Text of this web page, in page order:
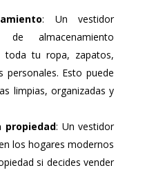
: Un vestidor
almacenamiento
toda tu ropa, zapatos,
Esto puede
limpias, organizadas y
propiedad: Un vestidor
los hogares modernos
si decides vender